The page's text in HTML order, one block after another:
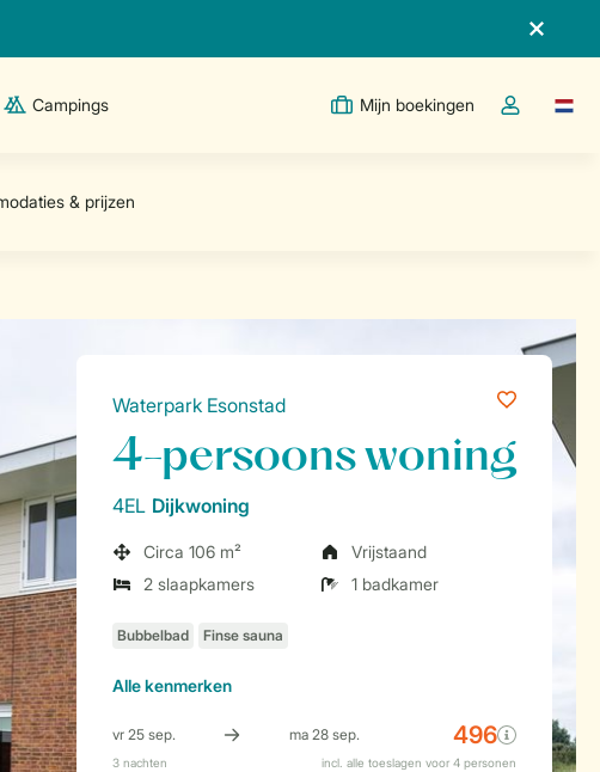
Campings Mijn boekingen
Open deTaal
Waterpark Esonstad
4-persoons woning
4EL Dijkwoning
Circa 106 m²
Vrijstaand
2 slaapkamers
1 badkamer
Allekenmerken